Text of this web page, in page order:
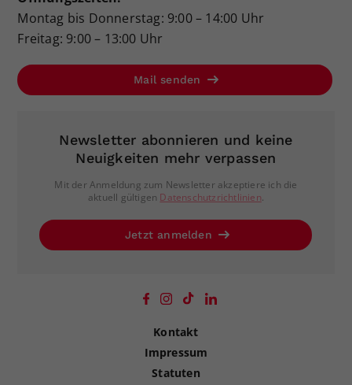
Montag bis Donnerstag: 9:00 – 14:00 Uhr
Freitag: 9:00 – 13:00 Uhr
Mail senden
Newsletter abonnieren und keine
Neuigkeiten mehr verpassen
Mit der Anmeldung zum Newsletter akzeptiere ich die
aktuell gültigen Datenschutzrichtlinien.
Jetzt anmelden
Kontakt
Impressum
Statuten